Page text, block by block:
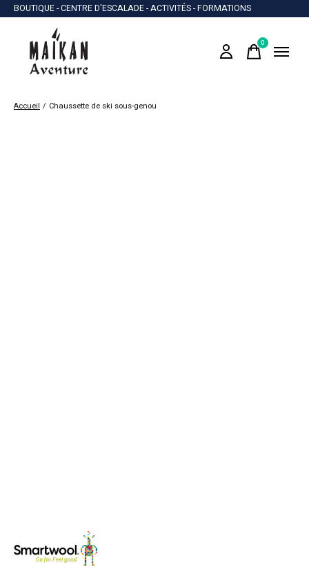
BOUTIQUE - CENTRE D'ESCALADE - ACTIVITÉS - FORMATIONS
0items
Accueil / Chaussette de ski sous-genou